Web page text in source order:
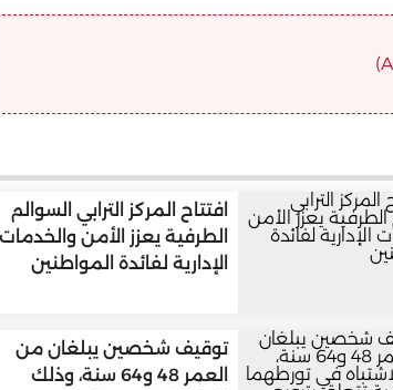
افتتاح المركز الترابي السوالم
الطرفية يعزز الأمن والخدمات
الإدارية لفائدة المواطنين
توقيف شخصين يبلغان من
العمر 48 و64 سنة، وذلك